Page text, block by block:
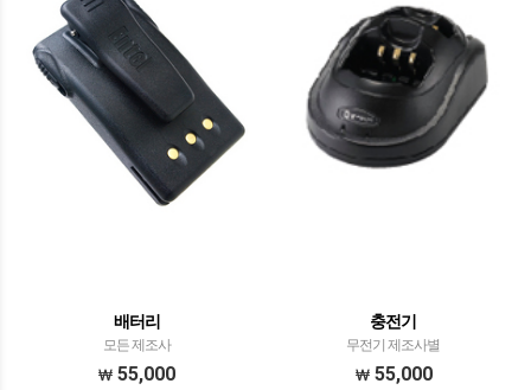
배터리
모든 제조사
55,000
충전기
무전기 제조사별
55,000